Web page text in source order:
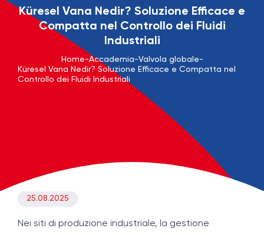
Küresel Vana Nedir? Soluzione Efficace e
Compatta nel Controllo dei Fluidi
Industriali
Home-Accademia-Valvola globale-
Küresel Vana Nedir? Soluzione Efficace e Compatta nel
Controllo dei Fluidi Industriali
25.08.2025
Nei siti di produzione industriale, la gestione